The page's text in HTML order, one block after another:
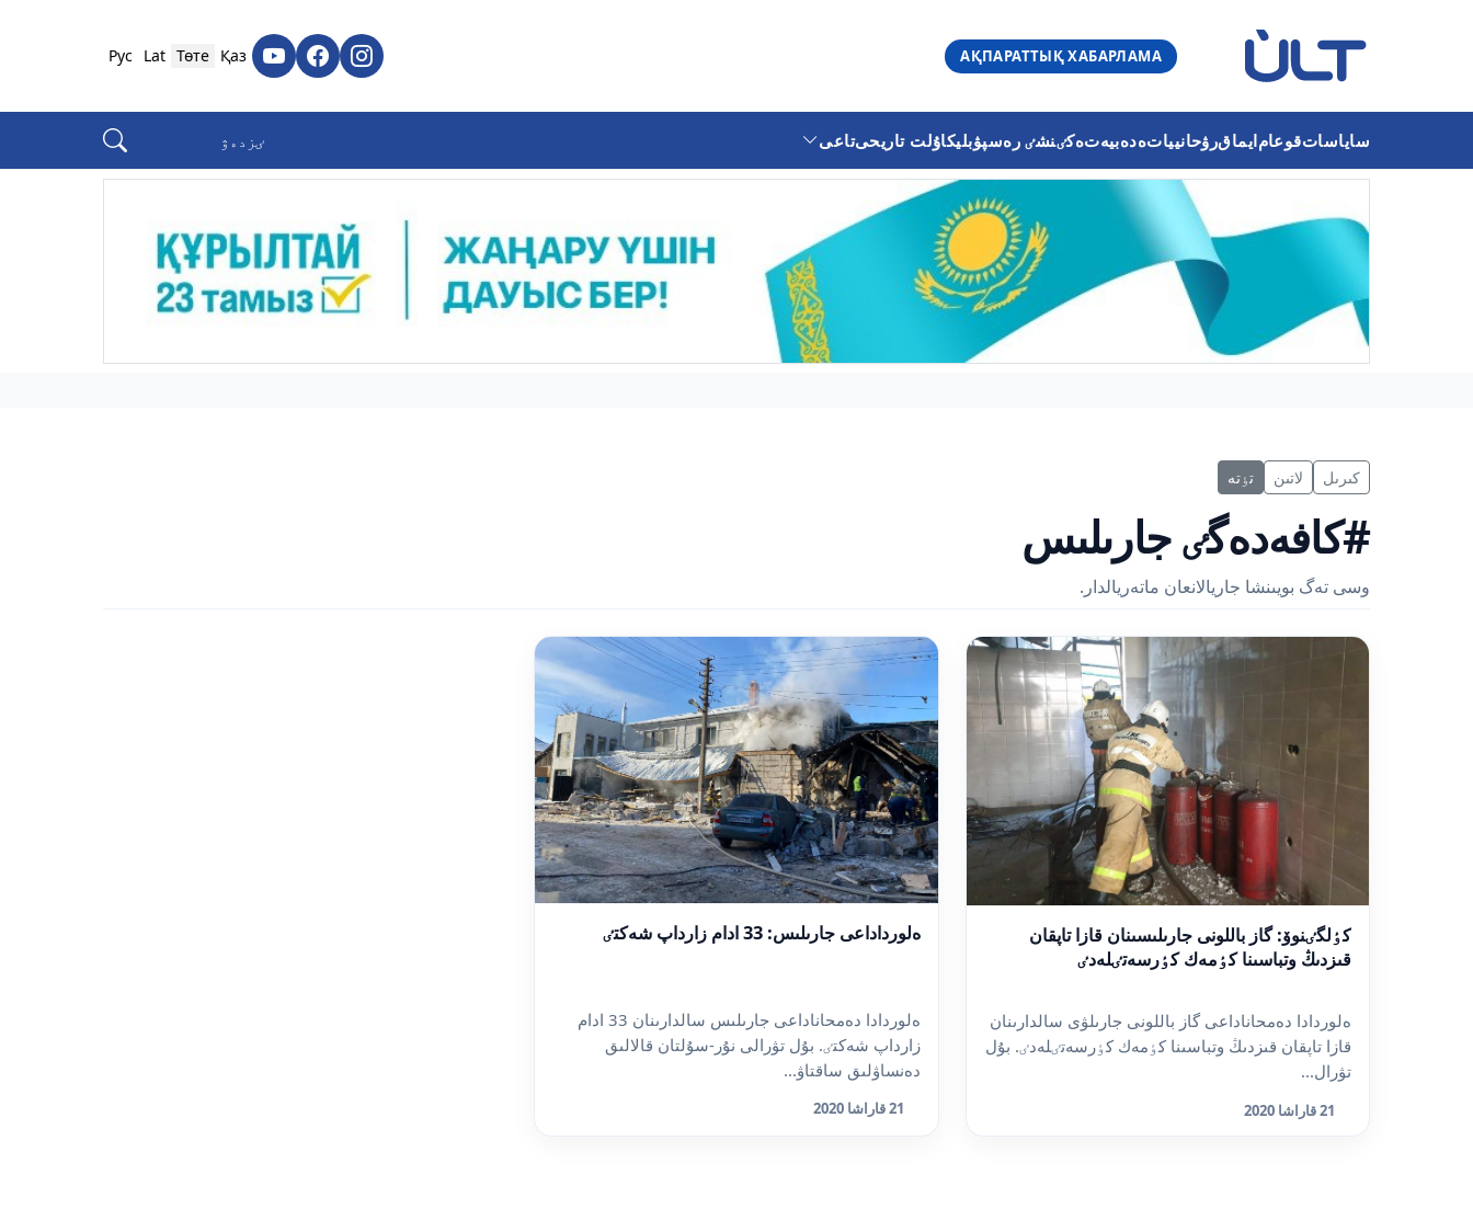
АҚПАРАТТЫҚ ХАБАРЛАМА
Қаз
Төте
Lat
Рус
ساياساتقوعامايماقرۋحانيياتەدەبيەتەكٸنشٸ رەسپۋبليكاۇلت تاريحىتاعى
كىرىل لاتىن تٶتە
#كافەدەگٸ جارىلىس
وسى تەگ بويىنشا جاريالانعان ماتەريالدار.
كٶلگٸنوۆ: گاز باللونى جارىلىسىنان قازا تاپقان
قىزدىڭ وتباسىنا كٶمەك كٶرسەتٸلەدٸ
ەلوردادا دەمحاناداعى گاز باللونى جارىلۋى سالدارىنان
قازا تاپقان قىزدىڭ وتباسىنا كٶمەك كٶرسەتٸلەدٸ. بۇل
تۋرال...
21 قاراشا 2020
ەلورداداعى جارىلىس: 33 ادام زارداپ شەكتٸ
ەلوردادا دەمحاناداعى جارىلىس سالدارىنان 33 ادام
زارداپ شەكتٸ. بۇل تۋرالى نۇر-سۇلتان قالالىق
دەنساۋلىق ساقتاۋ...
21 قاراشا 2020